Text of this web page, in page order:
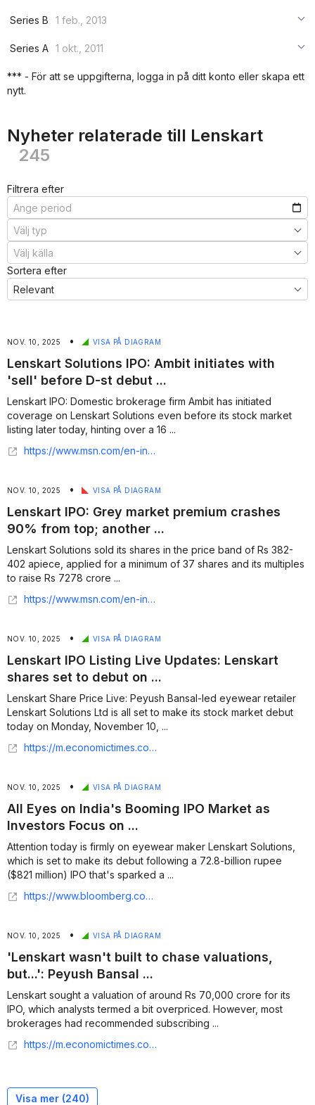
***
Series B
1 feb., 2013
***
Series A 1 okt., 2011
***
*** - För att se uppgifterna, logga in på ditt konto eller skapa ett
nytt.
Nyheter relaterade till Lenskart
245
Filtrera efter
Sortera efter
NOV. 10, 2025 • VISA PÅ DIAGRAM
Lenskart Solutions IPO: Ambit initiates with
'sell' before D-st debut ...
Lenskart IPO: Domestic brokerage firm Ambit has initiated
coverage on Lenskart Solutions even before its stock market
listing later today, hinting over a 16 ...
https://www.msn.com/en-in/money/topstories/lenskart-solutions-ipo-ambit-initiates-with-sell-before-d-st-debut-check-target/ar-AA1Q7hdp?ocid=finance-verthp-feeds
NOV. 10, 2025 • VISA PÅ DIAGRAM
Lenskart IPO: Grey market premium crashes
90% from top; another ...
Lenskart Solutions sold its shares in the price band of Rs 382-
402 apiece, applied for a minimum of 37 shares and its multiples
to raise Rs 7278 crore ...
https://www.msn.com/en-in/money/topstories/lenskart-ipo-grey-market-premium-crashes-90-from-top-another-discount-listing-on-cards/ar-AA1Q6MF1
NOV. 10, 2025 • VISA PÅ DIAGRAM
Lenskart IPO Listing Live Updates: Lenskart
shares set to debut on ...
Lenskart Share Price Live: Peyush Bansal-led eyewear retailer
Lenskart Solutions Ltd is all set to make its stock market debut
today on Monday, November 10, ...
https://m.economictimes.com/markets/stocks/live-blog/lenskart-share-price-live-updates-lenskart-ipo-listing-price-gmp-date-and-time-latest-market-news-10-nov-2025/liveblog/125212537.cms
NOV. 10, 2025 • VISA PÅ DIAGRAM
All Eyes on India's Booming IPO Market as
Investors Focus on ...
Attention today is firmly on eyewear maker Lenskart Solutions,
which is set to make its debut following a 72.8-billion rupee
($821 million) IPO that's sparked a ...
https://www.bloomberg.com/news/articles/2025-11-10/india-market-buzz-lenskart-listing-corporate-results-in-focus
NOV. 10, 2025 • VISA PÅ DIAGRAM
'Lenskart wasn't built to chase valuations,
but...': Peyush Bansal ...
Lenskart sought a valuation of around Rs 70,000 crore for its
IPO, which analysts termed a bit overpriced. However, most
brokerages had recommended subscribing ...
https://m.economictimes.com/markets/stocks/news/lenskart-wasnt-built-to-chase-valuations-but-peyush-bansal-pens-an-emotional-note-ahead-of-listing/articleshow/125204316.cms
Visa mer (240)